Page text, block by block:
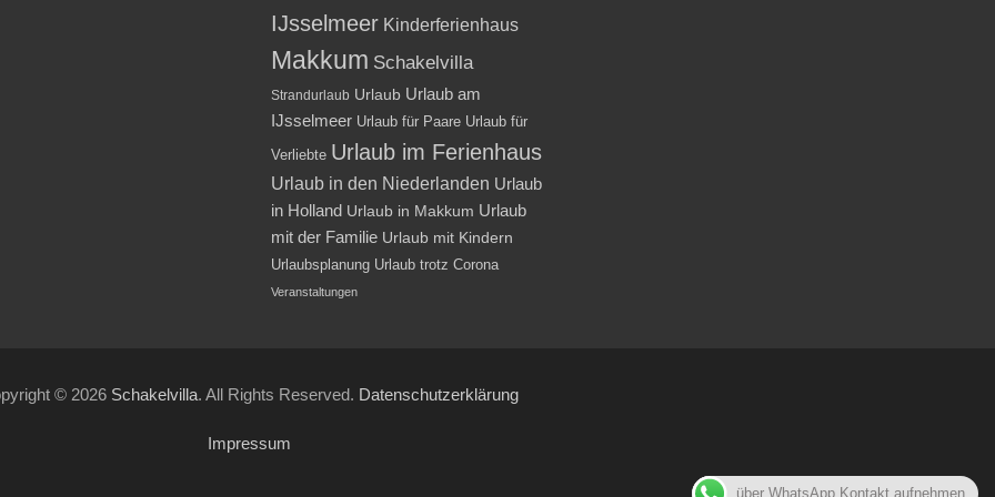
IJsselmeer Kinderferienhaus
Makkum Schakelvilla
Strandurlaub Urlaub Urlaub am
IJsselmeer Urlaub für Paare Urlaub für
Verliebte Urlaub im Ferienhaus
Urlaub in den Niederlanden Urlaub
in Holland Urlaub in Makkum Urlaub
mit der Familie Urlaub mit Kindern
Urlaubsplanung Urlaub trotz Corona
Veranstaltungen
© 2026 Schakelvilla. All Rights Reserved. Datenschutzerklärung
Impressum
über WhatsApp Kontakt aufnehmen